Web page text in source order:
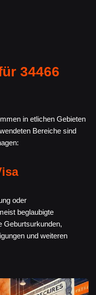
34466
in etlichen Gebieten
Bereiche sind
oder
beglaubigte
Geburtsurkunden,
und weiteren